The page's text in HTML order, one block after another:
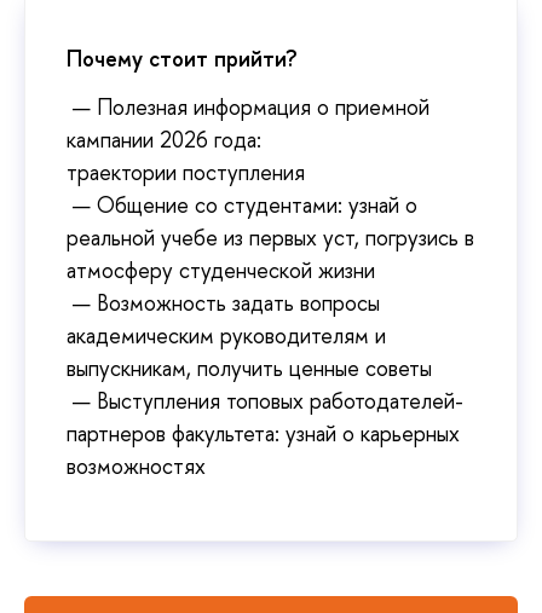
Почему стоит прийти?
— Полезная информация о приемной
кампании 2026 года:
траектории поступления
— Общение со студентами: узнай о
реальной учебе из первых уст, погрузись в
атмосферу студенческой жизни
— Возможность задать вопросы
академическим руководителям и
выпускникам, получить ценные советы
— Выступления топовых работодателей-
партнеров факультета: узнай о карьерных
возможностях